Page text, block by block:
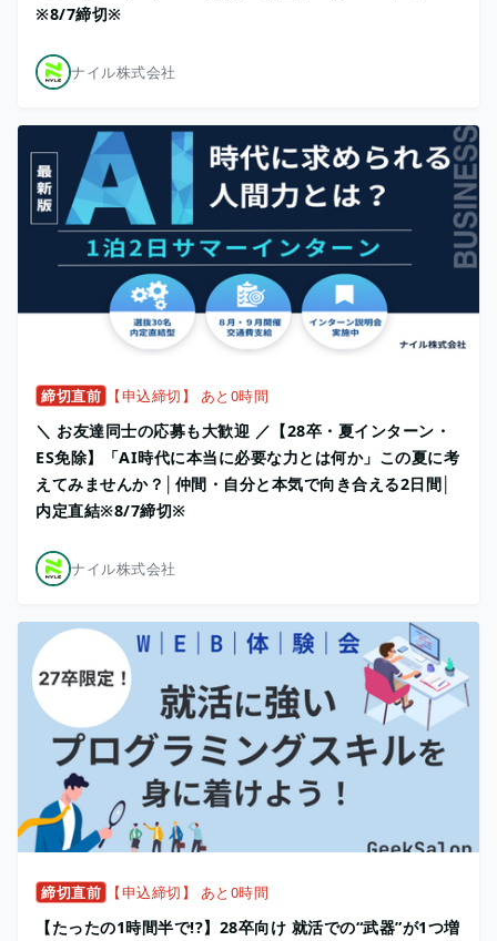
※8/7締切※
ナイル株式会社
締切直前 【申込締切】 あと0時間
＼ お友達同士の応募も大歓迎 ／【28卒・夏インターン・
ES免除】「AI時代に本当に必要な力とは何か」この夏に考
えてみませんか？│仲間・自分と本気で向き合える2日間│
内定直結※8/7締切※
ナイル株式会社
締切直前 【申込締切】 あと0時間
【たったの1時間半で!?】28卒向け 就活での“武器”が1つ増